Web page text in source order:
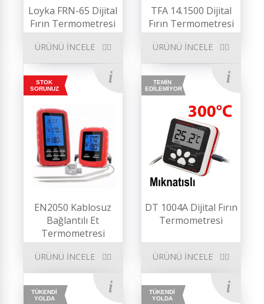
STOK
SORUNUZ
EN2050 Kablosuz
Bağlantılı Et
Termometresi
ÜRÜNÜ İNCELE
TEMİN
EDİLEMİYOR
DT 1004A Dijital Fırın
Termometresi
ÜRÜNÜ İNCELE
Loyka FRN-65 Dijital
Fırın Termometresi
ÜRÜNÜ İNCELE
TÜKENDİ
YOLDA
TÜKENDİ
YOLDA
TFA 14.1500 Dijital
Fırın Termometresi
ÜRÜNÜ İNCELE